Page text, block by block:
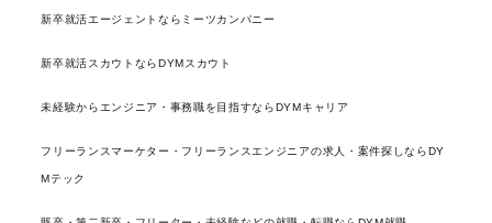
新卒就活エージェントならミーツカンパニー
新卒就活スカウトならDYMスカウト
未経験からエンジニア・事務職を目指すならDYMキャリア
フリーランスマーケター・フリーランスエンジニアの求人・案件探しならDY
Mテック